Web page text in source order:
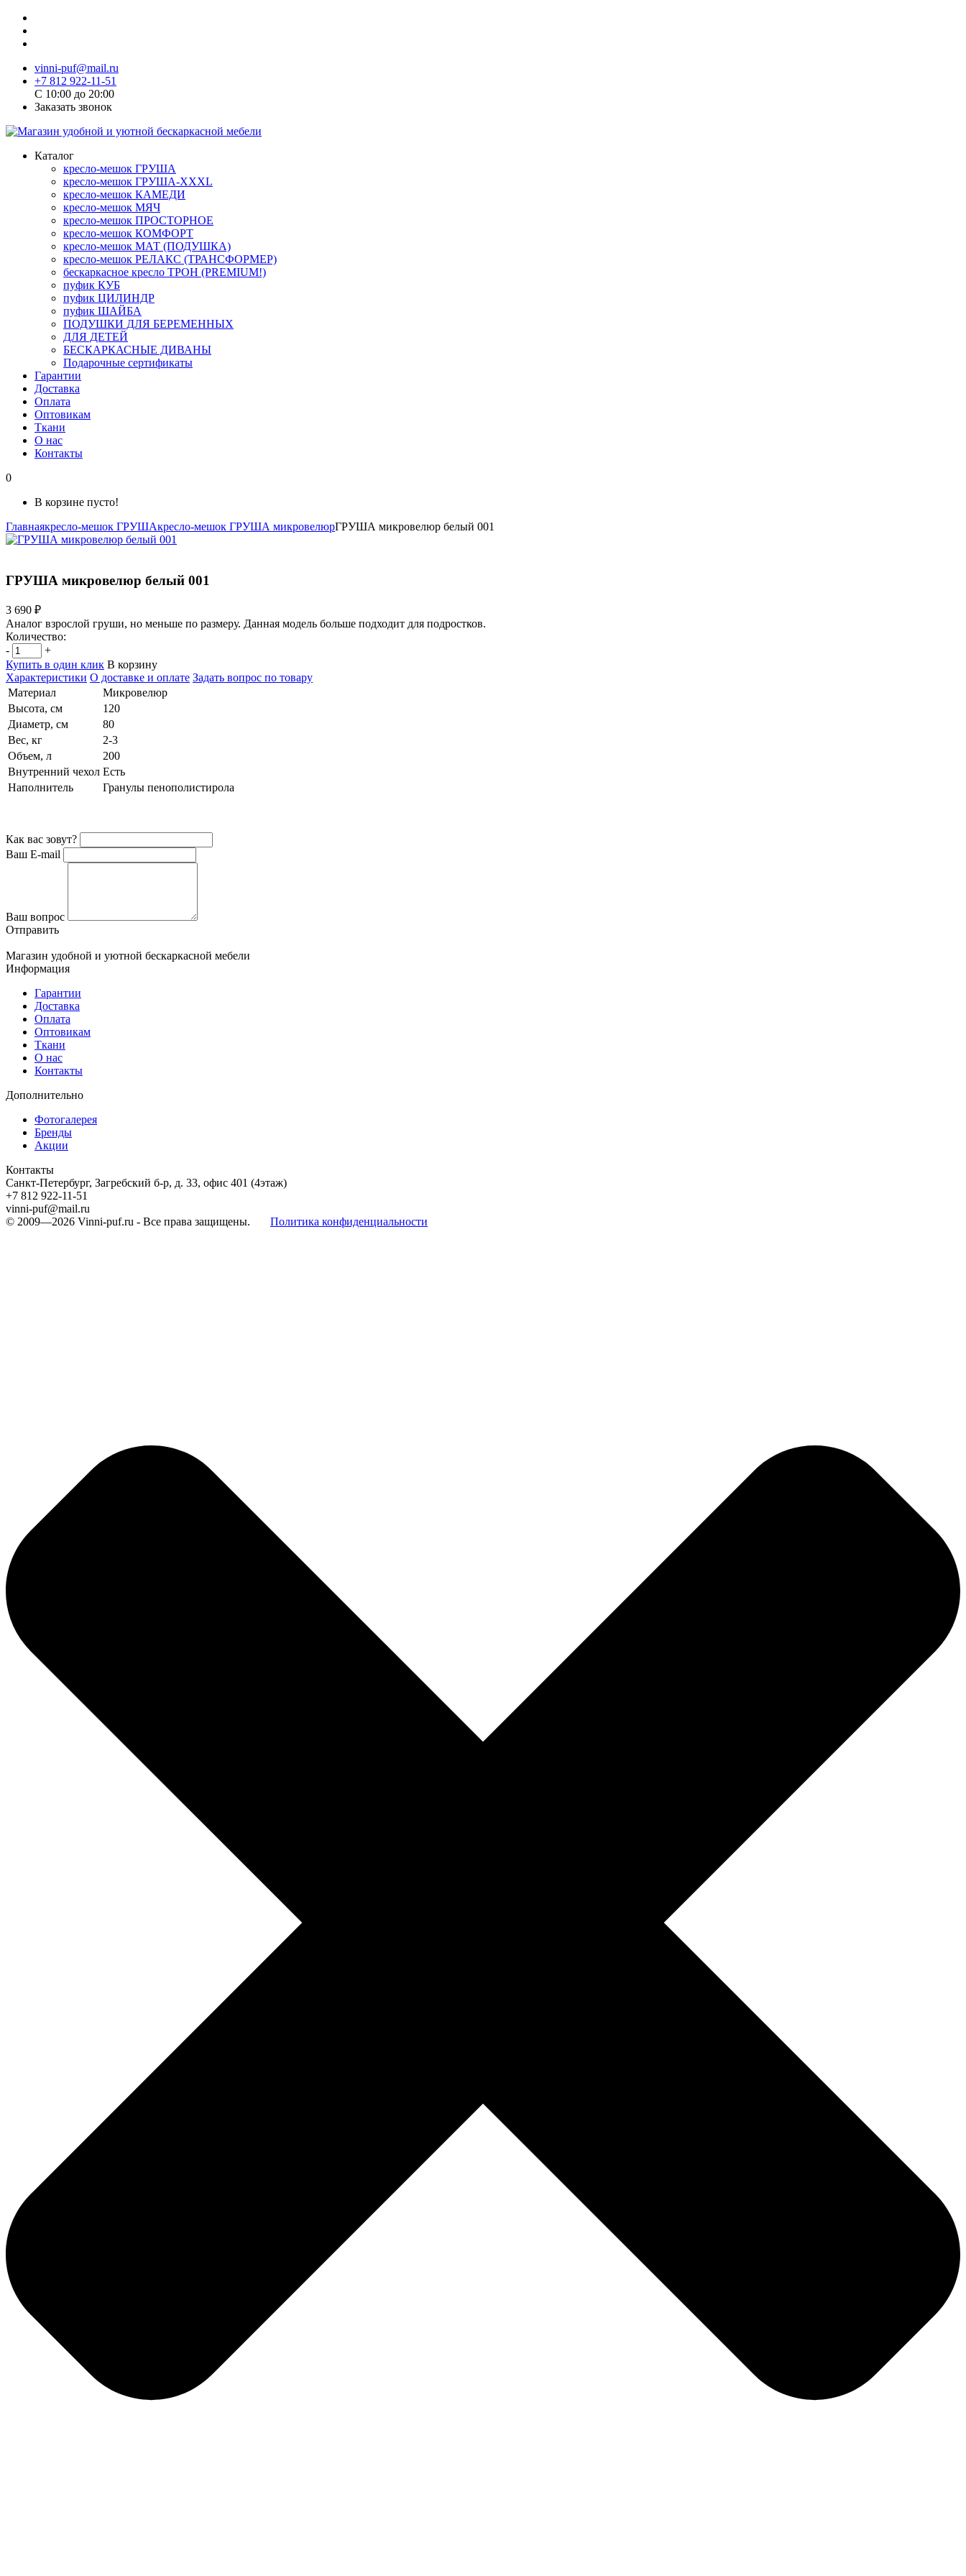
vinni-puf@mail.ru
+7 812 922-11-51
C 10:00 до 20:00
Заказать звонок
Каталог
кресло-мешок ГРУША
кресло-мешок ГРУША-XXXL
кресло-мешок КАМЕДИ
кресло-мешок МЯЧ
кресло-мешок ПРОСТОРНОЕ
кресло-мешок КОМФОРТ
кресло-мешок МАТ (ПОДУШКА)
кресло-мешок РЕЛАКС (ТРАНСФОРМЕР)
бескаркасное кресло ТРОН (PREMIUM!)
пуфик КУБ
пуфик ЦИЛИНДР
пуфик ШАЙБА
ПОДУШКИ ДЛЯ БЕРЕМЕННЫХ
ДЛЯ ДЕТЕЙ
БЕСКАРКАСНЫЕ ДИВАНЫ
Подарочные сертификаты
Гарантии
Доставка
Оплата
Оптовикам
Ткани
О нас
Контакты
0
В корзине пусто!
Главнаякресло-мешок ГРУШАкресло-мешок ГРУША микровелюрГРУША микровелюр белый 001
ГРУША микровелюр белый 001
3 690 ₽
Аналог взрослой груши, но меньше по размеру. Данная модель больше подходит для подростков.
Количество:
-
+
Купить в один клик В корзину
Характеристики О доставке и оплате Задать вопрос по товару
Материал
Микровелюр
Высота, см
120
Диаметр, см
80
Вес, кг
2-3
Объем, л
200
Внутренний чехол Есть
Наполнитель
Гранулы пенополистирола
Как вас зовут?
Ваш E-mail
Ваш вопрос
Отправить
Магазин удобной и уютной бескаркасной мебели
Информация
Гарантии
Доставка
Оплата
Оптовикам
Ткани
О нас
Контакты
Дополнительно
Фотогалерея
Бренды
Акции
Контакты
Санкт-Петербург, Загребский б-р, д. 33, офис 401 (4этаж)
+7 812 922-11-51
vinni-puf@mail.ru
© 2009—2026 Vinni-puf.ru - Все права защищены. Политика конфиденциальности